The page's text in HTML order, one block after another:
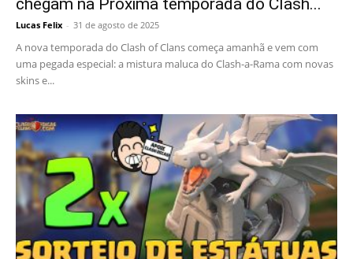
chegam na Próxima temporada do Clash...
Lucas Felix - 31 de agosto de 2025
A nova temporada do Clash of Clans começa amanhã e vem com
uma pegada especial: a mistura maluca do Clash-a-Rama com novas
skins e...